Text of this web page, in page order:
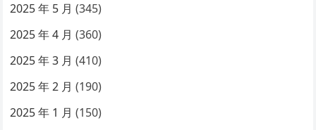
2025 年 5 月 (345)
2025 年 4 月 (360)
2025 年 3 月 (410)
2025 年 2 月 (190)
2025 年 1 月 (150)